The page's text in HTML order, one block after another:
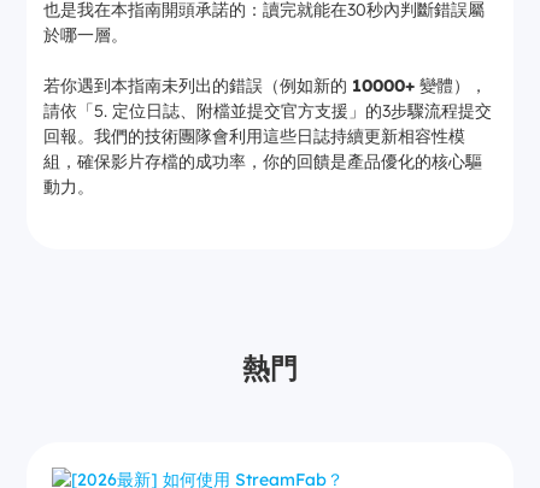
也是我在本指南開頭承諾的：讀完就能在30秒內判斷錯誤屬
於哪一層。
若你遇到本指南未列出的錯誤（例如新的 10000+ 變體），
請依「5. 定位日誌、附檔並提交官方支援」的3步驟流程提交
回報。我們的技術團隊會利用這些日誌持續更新相容性模
組，確保影片存檔的成功率，你的回饋是產品優化的核心驅
動力。
熱門